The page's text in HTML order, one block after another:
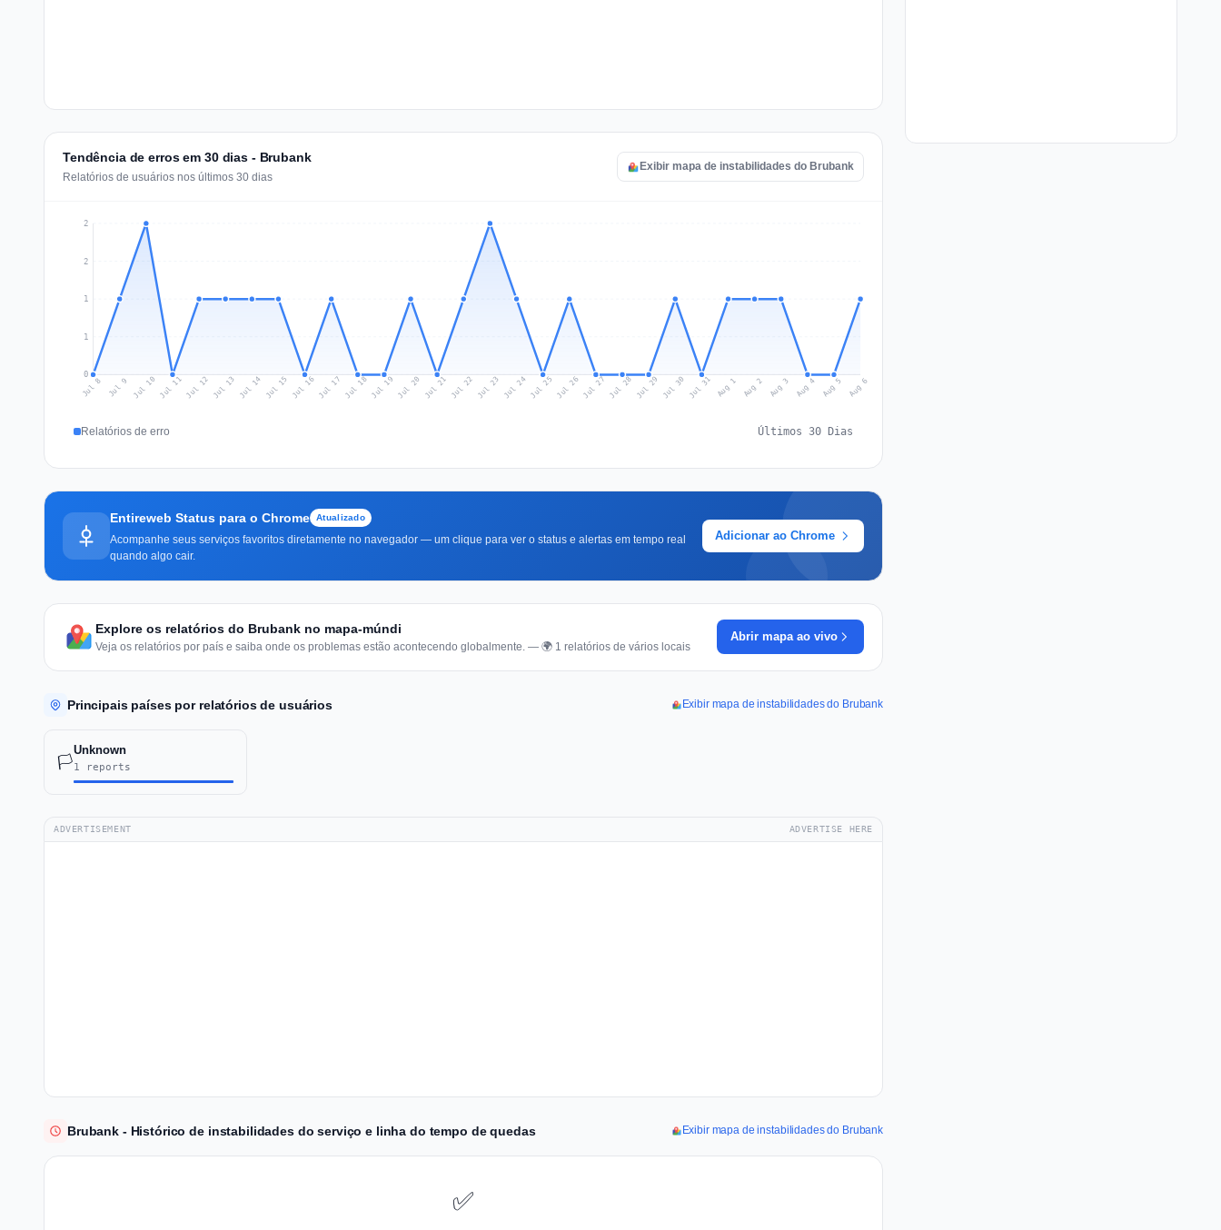
Tendência de erros em 30 dias - Brubank
Relatórios de usuários nos últimos 30 dias
Exibir mapa de instabilidades do Brubank
0
1
1
2
2
Jul 8 Jul 9 Jul 10 Jul 11Jul 12 Jul 13 Jul 14 Jul 15 Jul 16Jul 17 Jul 18Jul 19 Jul 20 Jul 21 Jul 22 Jul 23 Jul 24Jul 25 Jul 26Jul 27 Jul 28 Jul 29 Jul 30 Jul 31 Aug 1 Aug 2 Aug 3 Aug 4 Aug 5 Aug 6
Relatórios de erro Últimos 30 Dias
Entireweb Status para o Chrome Atualizado
Acompanhe seus serviços favoritos diretamente no navegador — um clique para ver o status e alertas em tempo real
quando algo cair.
Adicionar ao Chrome
Explore os relatórios do Brubank no mapa-múndi
Veja os relatórios por país e saiba onde os problemas estão acontecendo globalmente. — 🌍 1 relatórios de vários locais
Abrir mapa ao vivo
Principais países por relatórios de usuários Exibir mapa de instabilidades do Brubank
🏳️
Unknown
1 reports
ADVERTISEMENT ADVERTISE HERE
Brubank - Histórico de instabilidades do serviço e linha do tempo de quedas Exibir mapa de instabilidades do Brubank
✅